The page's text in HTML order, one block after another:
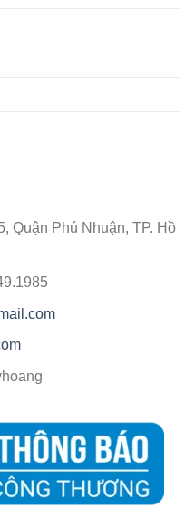
Quận Phú Nhuận, TP. Hồ